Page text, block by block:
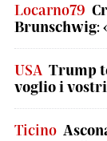
Locarno79
Brunschwig:
USA Trump
voglio i
Ticino